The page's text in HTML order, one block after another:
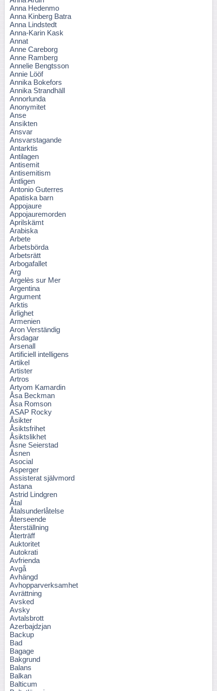
Anna Hedenmo
Anna Kinberg Batra
Anna Lindstedt
Anna-Karin Kask
Annat
Anne Careborg
Anne Ramberg
Annelie Bengtsson
Annie Lööf
Annika Bokefors
Annika Strandhäll
Annorlunda
Anonymitet
Anse
Ansikten
Ansvar
Ansvarstagande
Antarktis
Antilagen
Antisemit
Antisemitism
Äntligen
Antonio Guterres
Apatiska barn
Appojaure
Appojauremorden
Aprilskämt
Arabiska
Arbete
Arbetsbörda
Arbetsrätt
Arbogafallet
Arg
Argelès sur Mer
Argentina
Argument
Arktis
Ärlighet
Armenien
Aron Verständig
Årsdagar
Arsenall
Artificiell intelligens
Artikel
Artister
Artros
Artyom Kamardin
Åsa Beckman
Åsa Romson
ASAP Rocky
Åsikter
Åsiktsfrihet
Åsiktslikhet
Åsne Seierstad
Åsnen
Asocial
Asperger
Assisterat självmord
Astana
Astrid Lindgren
Åtal
Åtalsunderlåtelse
Återseende
Återställning
Återträff
Auktoritet
Autokrati
Avfrienda
Avgå
Avhängd
Avhopparverksamhet
Avrättning
Avsked
Avsky
Avtalsbrott
Azerbajdzjan
Backup
Bad
Bagage
Bakgrund
Balans
Balkan
Balticum